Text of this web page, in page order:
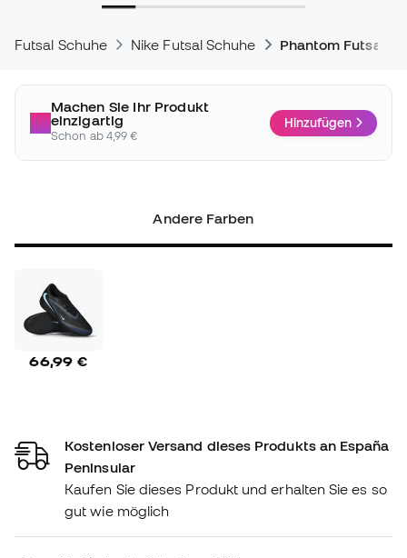
Futsal Schuhe Nike Futsal Schuhe Phantom Futsal
Machen Sie Ihr Produkt
einzigartig
Schon ab 4,99 €
Hinzufügen
Andere Farben
66,99 €
Kostenloser Versand dieses Produkts an España
Peninsular
Kaufen Sie dieses Produkt und erhalten Sie es so
gut wie möglich